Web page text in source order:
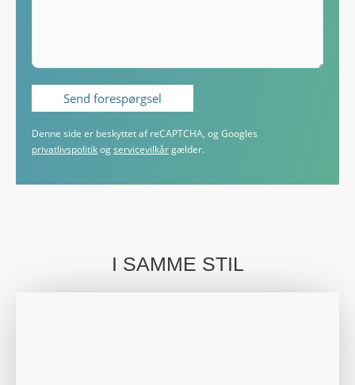
Denne side er beskyttet af reCAPTCHA, og Googles
privatlivspolitik og servicevilkår gælder.
I SAMME STIL